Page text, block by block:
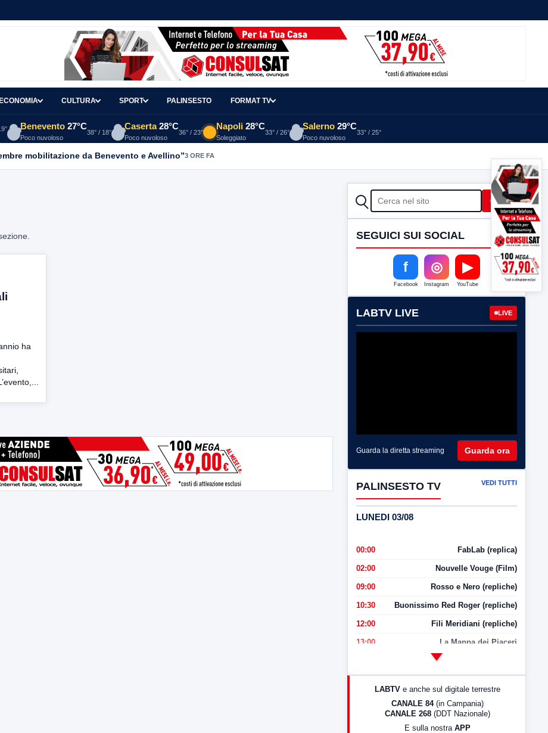
CULTURA SPORT PALINSESTO FORMAT TV
Benevento 27°C
Poco nuvoloso
38° / 18°
Caserta 28°C
Poco nuvoloso
36° / 23°
Napoli 28°C
Soleggiato
33° / 26°
Salerno 29°C
Poco nuvoloso
33° / 25°
mobilitazione da Benevento e Avellino”3 ORE FA
ha
CERCA Cerca
SEGUICI SUI SOCIAL
f
Facebook
◎
Instagram
▶
YouTube
LABTV LIVE LIVE
Guarda la diretta streaming Guarda ora
PALINSESTO TV VEDI TUTTI
LUNEDI 03/08
00:00 FabLab (replica)
02:00 Nouvelle Vouge (Film)
09:00 Rosso e Nero (repliche)
10:30 Buonissimo Red Roger (repliche)
12:00 Fili Meridiani (repliche)
13:00 La Mappa dei Piaceri
LabNews (Diretta)
LABTV e anche sul digitale terrestre
CANALE 84 (in Campania)
CANALE 268 (DDT Nazionale)
E sulla nostra APP